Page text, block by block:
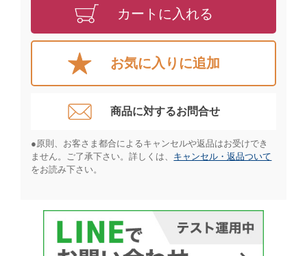
カートに入れる
お気に入りに追加
商品に対するお問合せ​
●原則、お客さま都合によるキャンセルや返品はお受けでき
ません。ご了承下さい。詳しくは、 キャンセル・返品ついて
をお読み下さい。​